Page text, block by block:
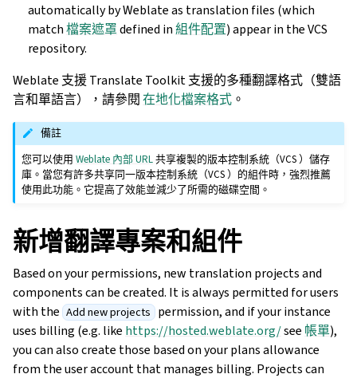
automatically by Weblate as translation files (which
match檔案遮罩defined in組件配置) appear in the VCS
repository.
Weblate 支援 Translate Toolkit 支援的多種翻譯格式（雙語
言和單語言），請參閱 在地化檔案格式 。
備註
您可以使用Weblate 內部 URL共享複製的版本控制系統（VCS ）儲存
庫。當您有許多共享同一版本控制系統（VCS ）的組件時，強烈推薦
使用此功能。它提高了效能並減少了所需的磁碟空間。
新增翻譯專案和組件
Based on your permissions, new translation projects and
components can be created. It is always permitted for users
with the Add new projects permission, and if your instance
uses billing (e.g. like https://hosted.weblate.org/see 帳單),
you can also create those based on your plans allowance
from the user account that manages billing. Projects can